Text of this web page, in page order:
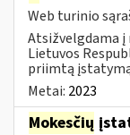
Web turinio
Atsižvelgdama į
Lietuvos
priimtą
Metai: 2023
Mokesčių